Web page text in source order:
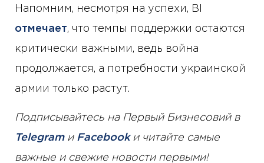
Напомним, несмотря на успехи, BI
отмечает, что темпы поддержки остаются
критически важными, ведь война
продолжается, а потребности украинской
армии только растут.
Подписывайтесь на Первый Бизнесовий в
Telegramи Facebookи читайте самые
важные и свежие новости первыми!